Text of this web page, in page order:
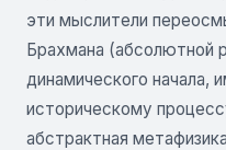
эти мыслители
Брахмана (абсолютной
динамического начала,
историческому
абстрактная